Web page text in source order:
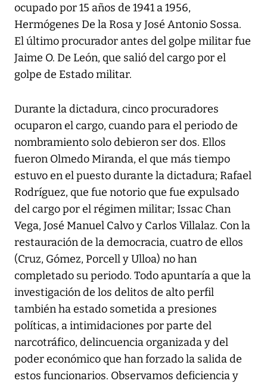
ocupado por 15 años de 1941 a 1956,
Hermógenes De la Rosa y José Antonio Sossa.
El último procurador antes del golpe militar fue
Jaime O. De León, que salió del cargo por el
golpe de Estado militar.
Durante la dictadura, cinco procuradores
ocuparon el cargo, cuando para el periodo de
nombramiento solo debieron ser dos. Ellos
fueron Olmedo Miranda, el que más tiempo
estuvo en el puesto durante la dictadura; Rafael
Rodríguez, que fue notorio que fue expulsado
del cargo por el régimen militar; Issac Chan
Vega, José Manuel Calvo y Carlos Villalaz. Con la
restauración de la democracia, cuatro de ellos
(Cruz, Gómez, Porcell y Ulloa) no han
completado su periodo. Todo apuntaría a que la
investigación de los delitos de alto perfil
también ha estado sometida a presiones
políticas, a intimidaciones por parte del
narcotráfico, delincuencia organizada y del
poder económico que han forzado la salida de
estos funcionarios. Observamos deficiencia y